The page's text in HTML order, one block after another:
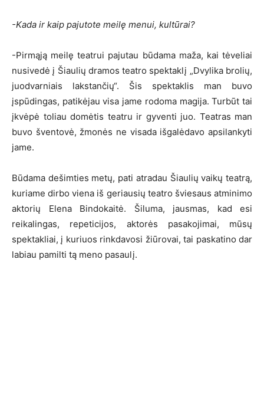
-Kada ir kaip pajutote meilę menui, kultūrai?
-Pirmąją meilę teatrui pajutau būdama maža, kai tėveliai
nusivedė į Šiaulių dramos teatro spektaklį „Dvylika brolių,
juodvarniais lakstančių“. Šis spektaklis man buvo
įspūdingas, patikėjau visa jame rodoma magija. Turbūt tai
įkvėpė toliau domėtis teatru ir gyventi juo. Teatras man
buvo šventovė, žmonės ne visada išgalėdavo apsilankyti
jame.
Būdama dešimties metų, pati atradau Šiaulių vaikų teatrą,
kuriame dirbo viena iš geriausių teatro šviesaus atminimo
aktorių Elena Bindokaitė. Šiluma, jausmas, kad esi
reikalingas, repeticijos, aktorės pasakojimai, mūsų
spektakliai, į kuriuos rinkdavosi žiūrovai, tai paskatino dar
labiau pamilti tą meno pasaulį.